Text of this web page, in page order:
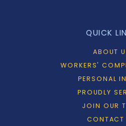
QUICK
ABOUT
WORKERS'
PERSONAL
PROUDLY
JOIN OUR
CONTACT